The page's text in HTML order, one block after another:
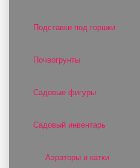
Подставки под горшки
Почвогрунты
Садовые фигуры
Садовый инвентарь
Аэраторы и катки